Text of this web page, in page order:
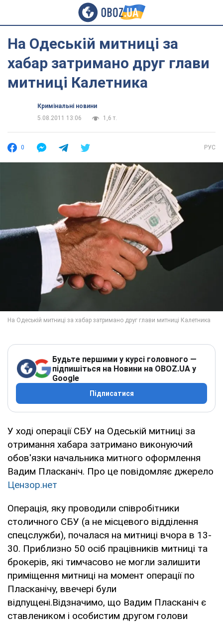
На Одеській митниці за
хабар затримано друг глави
митниці Калетника
Кримінальні новини
5.08.2011 13:06
1,6 т.
0 РУС
Будьте першими у курсі головного —
підпишіться на Новини на OBOZ.UA у
Google
Підписатися
У ході операції СБУ на Одеській митниці за
отримання хабара затримано виконуючий
обов'язки начальника митного оформлення
Вадим Пласканіч. Про це повідомляє джерело
Цензор.нет
Операція, яку проводили співробітники
столичного СБУ (а не місцевого відділення
спецслужби), почалася на митниці вчора в 13-
30. Приблизно 50 осіб працівників митниці та
брокерів, які тимчасово не могли залишити
приміщення митниці на момент операції по
Пласканічу, ввечері були
відпущені.Відзначимо, що Вадим Пласканіч є
ставлеником і особистим другом голови